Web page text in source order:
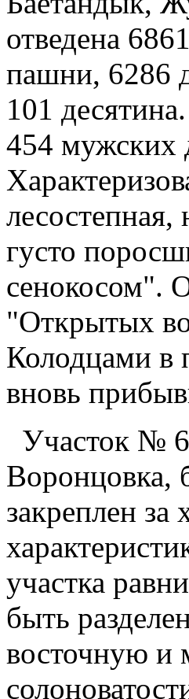
отведена
пашни, 6286
101
454 мужских
густо
сенокосом".
"Открытых
Колодцами в
вновь
Участок №
Воронцовка,
закреплен
участка
быть
восточную и